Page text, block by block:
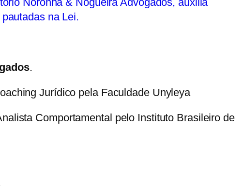
na Lei.
.
Jurídico pela Faculdade Unyleya
Comportamental pelo Instituto Brasileiro de